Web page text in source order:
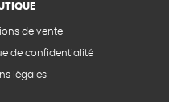
de vente
de confidentialité
légales